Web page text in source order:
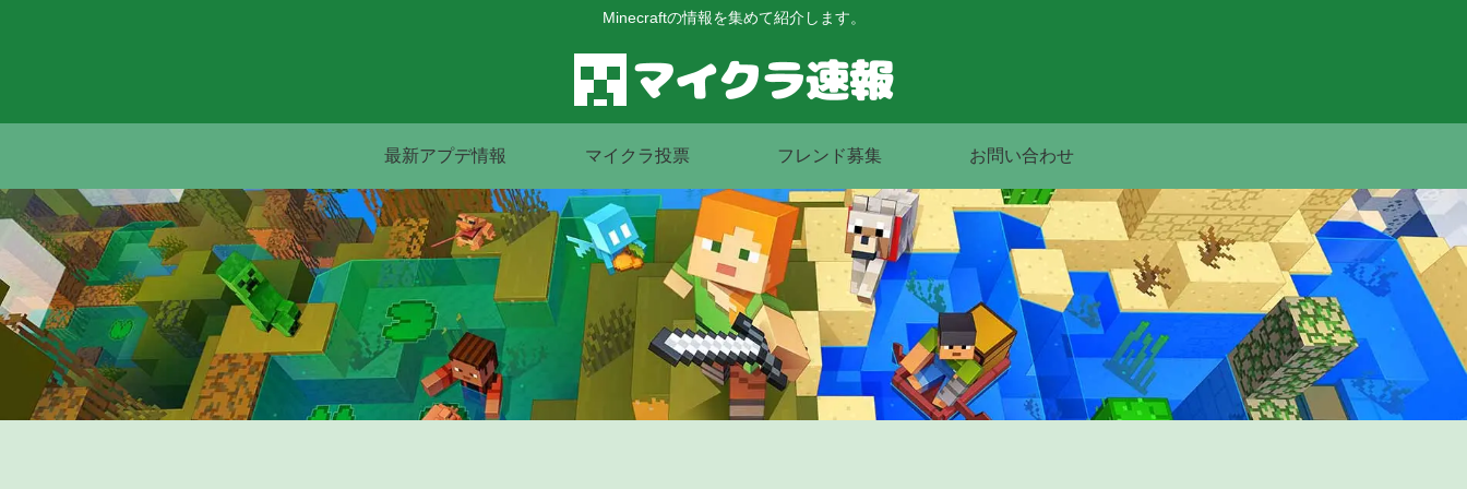
Minecraftの情報を集めて紹介します。
最新アプデ情報 マイクラ投票 フレンド募集 お問い合わせ